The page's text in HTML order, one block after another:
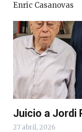
Enric Casanovas
Juicio a Jordi
27 abril, 2026